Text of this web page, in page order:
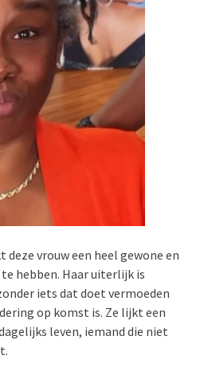
vrouw een heel gewone en
hebben. Haar uiterlijk is
iets dat doet vermoeden
op komst is. Ze lijkt een
leven, iemand die niet